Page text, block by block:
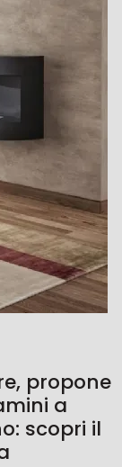
propone
a
scopri il